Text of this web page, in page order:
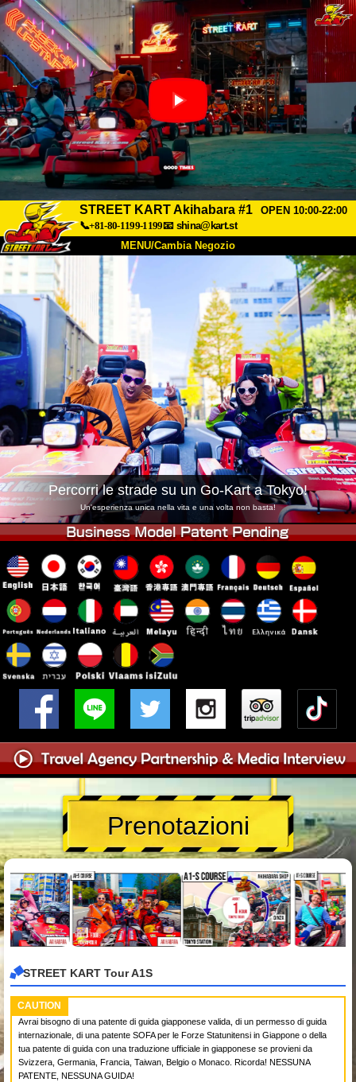
STREET KART Akihabara #1
OPEN 10:00-22:00
📞+81-80-1199-1199📧 shina@kart.st
MENU/Cambia Negozio
Chi Siamo Prezzo
Accesso Recensioni FAQ
Azienda Prenotazioni
Cambia Negozio
Tokyo Shinagawa Tokyo Akihabara#1
Tokyo Akihabara#2 Tokyo Shibuya
Tokyo Shibuya Annex Tokyo Bay
Tokyo Asakusa Osaka
Okinawa
Percorri le strade su un Go-Kart a Tokyo!
Un'esperienza unica nella vita e una volta non basta!
Prenotazioni
STREET KART Tour A1S
CAUTION
Avrai bisogno di una patente di guida giapponese valida, di un permesso di guida
internazionale, di una patente SOFA per le Forze Statunitensi in Giappone o della
tua patente di guida con una traduzione ufficiale in giapponese se provieni da
Svizzera, Germania, Francia, Taiwan, Belgio o Monaco. Ricorda! NESSUNA
PATENTE, NESSUNA GUIDA!